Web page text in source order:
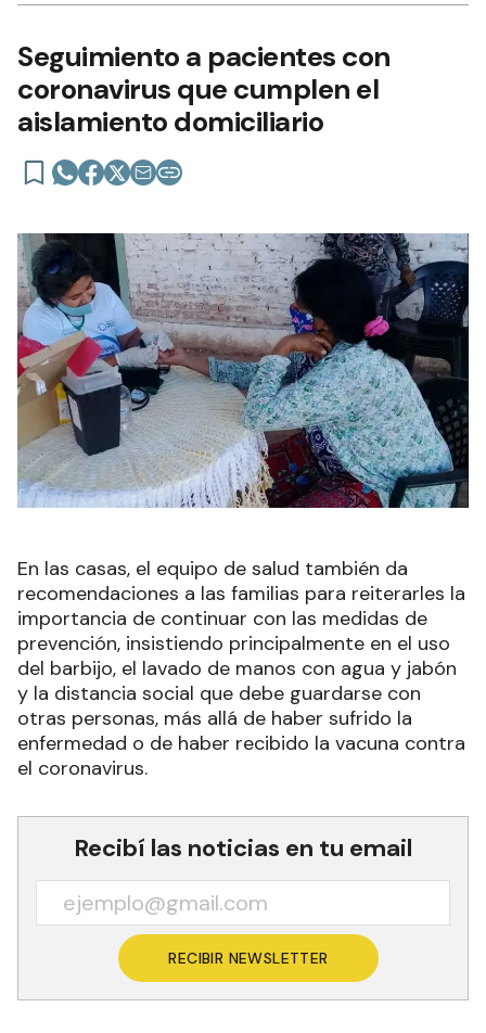
Seguimiento a pacientes con
coronavirus que cumplen el
aislamiento domiciliario
En las casas, el equipo de salud también da
recomendaciones a las familias para reiterarles la
importancia de continuar con las medidas de
prevención, insistiendo principalmente en el uso
del barbijo, el lavado de manos con agua y jabón
y la distancia social que debe guardarse con
otras personas, más allá de haber sufrido la
enfermedad o de haber recibido la vacuna contra
el coronavirus.
Recibí las noticias en tu email
RECIBIR NEWSLETTER